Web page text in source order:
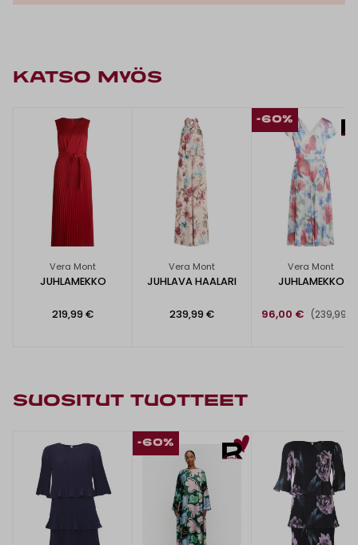
KATSO MYÖS
Vera Mont
JUHLAMEKKO
219,99 €
Vera Mont
JUHLAVA HAALARI
239,99 €
-60%
Vera Mont
JUHLAMEKKO
96,00 € (239,99
SUOSITUT TUOTTEET
-60%